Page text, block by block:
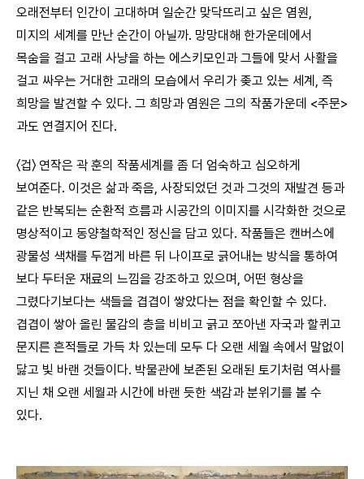
오래전부터 인간이 고대하며 일순간 맞닥뜨리고 싶은 염원,
미지의 세계를 만난 순간이 아닐까. 망망대해 한가운데에서
목숨을 걸고 고래 사냥을 하는 에스키모인과 그들에 맞서 사활을
걸고 싸우는 거대한 고래의 모습에서 우리가 좆고 있는 세계, 즉
희망을 발견할 수 있다. 그 희망과 염원은 그의 작품가운데 <주문>
과도 연결지어 진다.
〈겁〉 연작은 곽 훈의 작품세계를 좀 더 엄숙하고 심오하게
보여준다. 이것은 삶과 죽음, 사장되었던 것과 그것의 재발견 등과
같은 반복되는 순환적 흐름과 시공간의 이미지를 시각화한 것으로
명상적이고 동양철학적인 정신을 담고 있다. 작품들은 캔버스에
광물성 색채를 두껍게 바른 뒤 나이프로 긁어내는 방식을 통하여
보다 두터운 재료의 느낌을 강조하고 있으며, 어떤 형상을
그렸다기보다는 색들을 겹겹이 쌓았다는 점을 확인할 수 있다.
겹겹이 쌓아 올린 물감의 층을 비비고 긁고 쪼아낸 자국과 할퀴고
문지른 흔적들로 가득 차 있는데 모두 다 오랜 세월 속에서 말없이
닳고 빛 바랜 것들이다. 박물관에 보존된 오래된 토기처럼 역사를
지닌 채 오랜 세월과 시간에 바랜 듯한 색감과 분위기를 볼 수
있다.